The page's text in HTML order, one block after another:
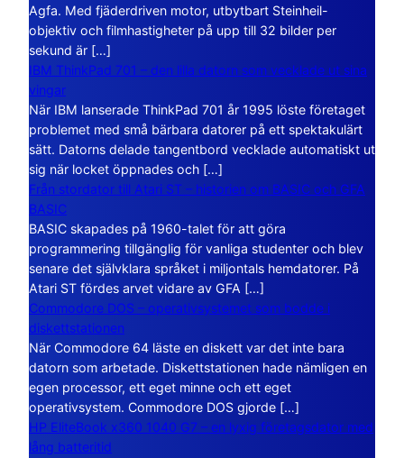
Agfa. Med fjäderdriven motor, utbytbart Steinheil-
objektiv och filmhastigheter på upp till 32 bilder per
sekund är […]
IBM ThinkPad 701 – den lilla datorn som vecklade ut sina
vingar
När IBM lanserade ThinkPad 701 år 1995 löste företaget
problemet med små bärbara datorer på ett spektakulärt
sätt. Datorns delade tangentbord vecklade automatiskt ut
sig när locket öppnades och […]
Från stordator till Atari ST – historien om BASIC och GFA
BASIC
BASIC skapades på 1960-talet för att göra
programmering tillgänglig för vanliga studenter och blev
senare det självklara språket i miljontals hemdatorer. På
Atari ST fördes arvet vidare av GFA […]
Commodore DOS – operativsystemet som bodde i
diskettstationen
När Commodore 64 läste en diskett var det inte bara
datorn som arbetade. Diskettstationen hade nämligen en
egen processor, ett eget minne och ett eget
operativsystem. Commodore DOS gjorde […]
HP EliteBook x360 1040 G7 – en lyxig företagsdator med
lång batteritid